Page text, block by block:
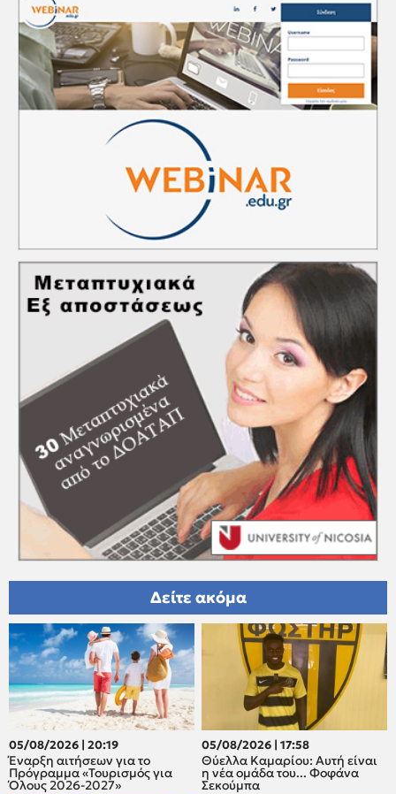
Δείτε ακόμα
05/08/2026 | 20:19
Έναρξη αιτήσεων για το
Πρόγραμμα «Τουρισμός για
Όλους 2026-2027»
05/08/2026 | 17:58
Θύελλα Καμαρίου: Αυτή είναι
η νέα ομάδα του... Φοφάνα
Σεκούμπα